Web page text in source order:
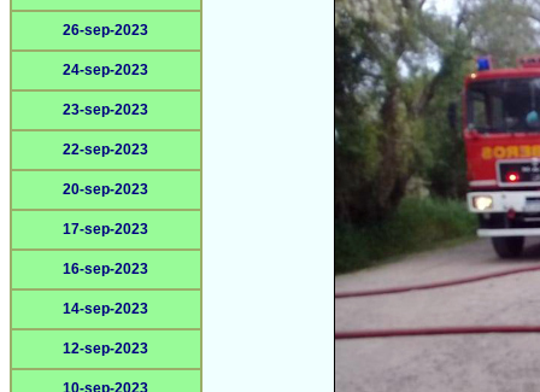
26-sep-2023
24-sep-2023
23-sep-2023
22-sep-2023
20-sep-2023
17-sep-2023
16-sep-2023
14-sep-2023
12-sep-2023
10-sep-2023